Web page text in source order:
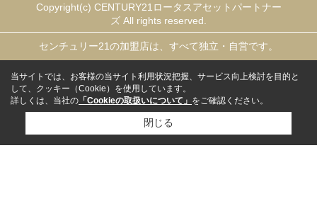
Copyright(c) CENTURY21ロータスアセットパートナー
ズ All rights reserved.
センチュリー21の加盟店は、すべて独立・自営です。
当サイトでは、お客様の当サイト利用状況把握、サービス向上検討を目的と
して、クッキー（Cookie）を使用しています。
詳しくは、当社の 「Cookieの取扱いについて」 をご確認ください。
閉じる